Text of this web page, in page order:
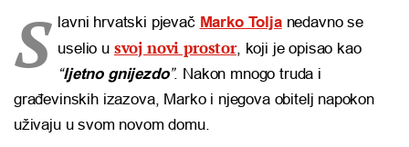
S lavni hrvatski pjevač Marko Toljanedavno se
uselio u svoj novi prostor, koji je opisao kao
“ljetno gnijezdo”. Nakon mnogo truda i
građevinskih izazova, Marko i njegova obitelj napokon
uživaju u svom novom domu.